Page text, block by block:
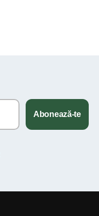
Abonează-te